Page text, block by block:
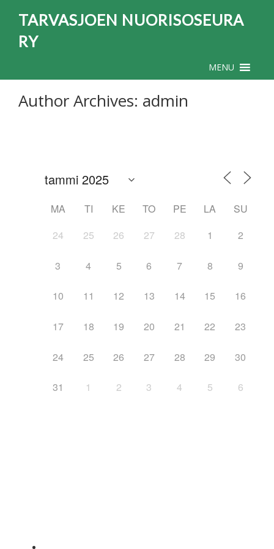
TARVASJOEN NUORISOSEURA
RY
MENU
Author Archives: admin
MA TI KE TO PE LA
SU
24
25 26 27 28 1 2
3 4 5 6 7 8 9
10 11 12 13 14 15 16
17 18 19 20 21 22 23
24 25 26 27 28 29 30
31 1 2 3 4 5 6